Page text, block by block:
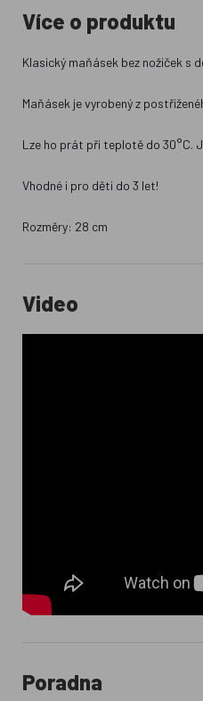
Více o produktu
Klasický maňásek bez nožiček s
Maňásek je vyrobený z
Lze ho prát při teplotě do 30°C.
Vhodné i pro děti do 3 let!
Rozměry: 28 cm
Video
Poradna